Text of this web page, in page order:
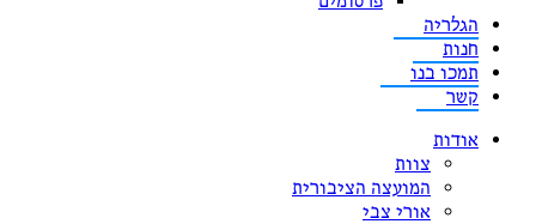
הגלריה
חנות
תמכו בנו
קשר
אודות
צוות
המועצה הציבורית
אורי צבי